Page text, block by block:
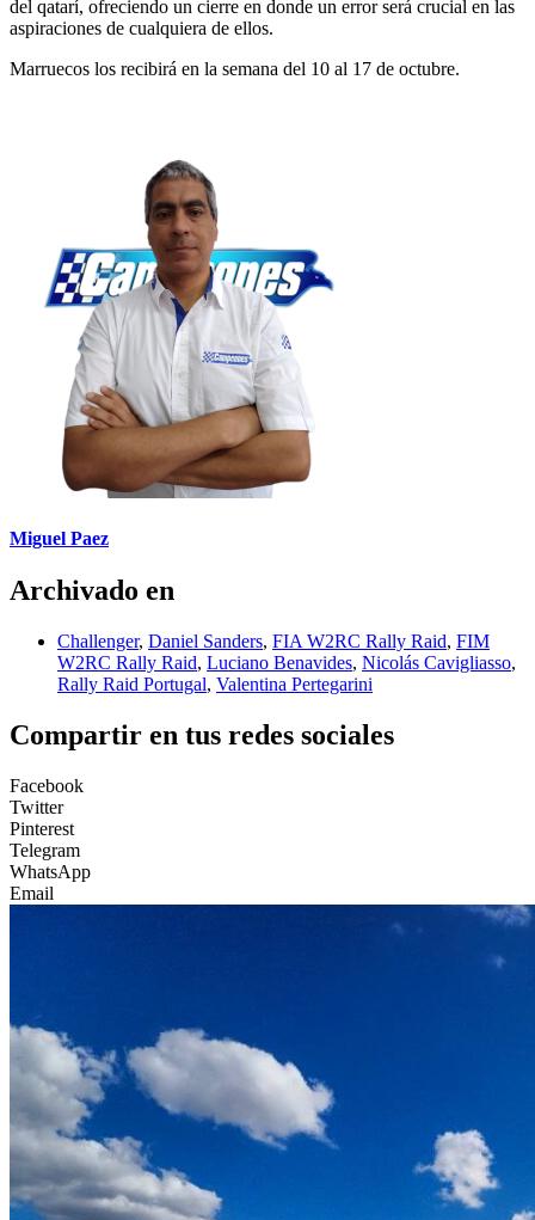
del qatarí, ofreciendo un cierre en donde un error será crucial en las
aspiraciones de cualquiera de ellos.
Marruecos los recibirá en la semana del 10 al 17 de octubre.
Miguel Paez
Archivado en
Challenger, Daniel Sanders, FIA W2RC Rally Raid, FIM
W2RC Rally Raid, Luciano Benavides, Nicolás Cavigliasso,
Rally Raid Portugal, Valentina Pertegarini
Compartir en tus redes sociales
Facebook
Twitter
Pinterest
Telegram
WhatsApp
Email